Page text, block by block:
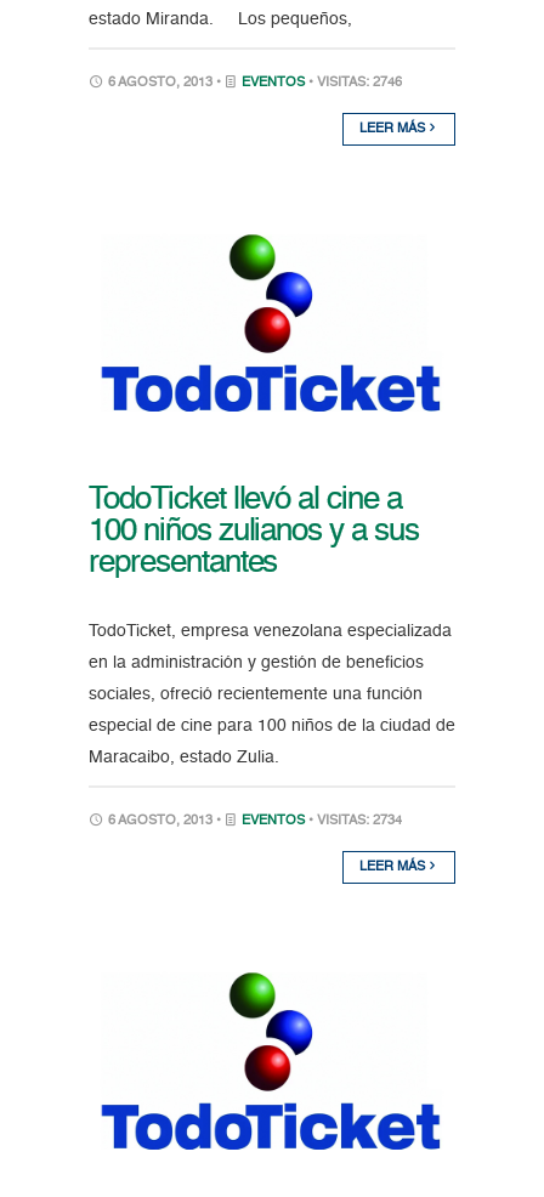
estado Miranda. Los pequeños,
6 AGOSTO, 2013 • EVENTOS • VISITAS: 2746
LEER MÁS
TodoTicket llevó al cine a
100 niños zulianos y a sus
representantes
TodoTicket, empresa venezolana especializada
en la administración y gestión de beneficios
sociales, ofreció recientemente una función
especial de cine para 100 niños de la ciudad de
Maracaibo, estado Zulia.
6 AGOSTO, 2013 • EVENTOS • VISITAS: 2734
LEER MÁS